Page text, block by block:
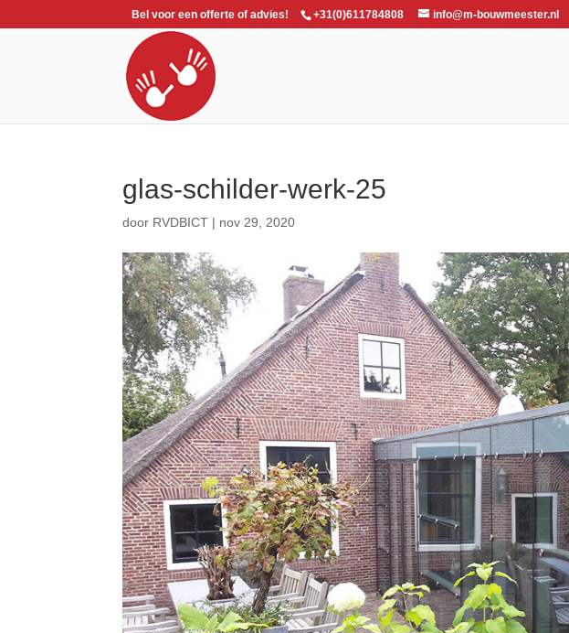
Bel voor een offerte of advies! +31(0)611784808 info@m-bouwmeester.nl
glas-schilder-werk-25
door RVDBICT | nov 29, 2020